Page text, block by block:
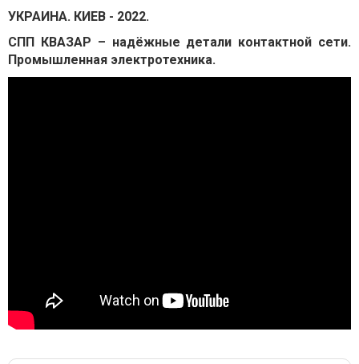
УКРАИНА. КИЕВ - 2022.
СПП КВАЗАР – надёжные детали контактной сети.
Промышленная электротехника.